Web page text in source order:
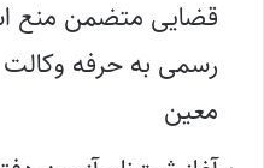
قضایی متضمن منع
رسمی به حرفه
معین